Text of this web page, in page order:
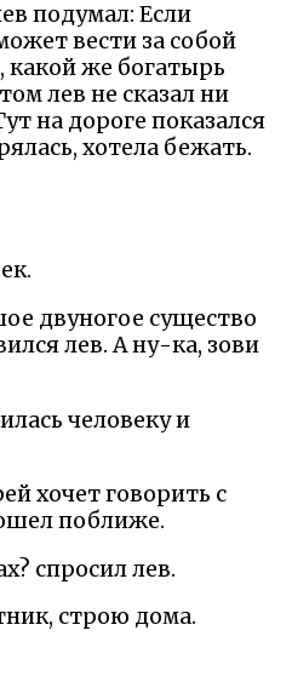
подумал: Если
вести за собой
же богатырь
лев не сказал ни
на дороге показался
хотела бежать.
двуногое существо
лев. А ну-ка, зови
человеку и
хочет говорить с
поближе.
спросил лев.
строю дома.